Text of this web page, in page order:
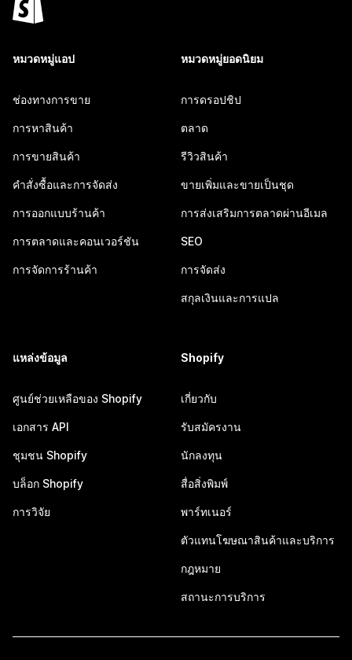
หมวดหมู่แอป
ช่องทางการขาย
การหาสินค้า
การขายสินค้า
คำสั่งซื้อและการจัดส่ง
การออกแบบร้านค้า
การตลาดและคอนเวอร์ชัน
การจัดการร้านค้า
หมวดหมู่ยอดนิยม
การดรอปชิป
ตลาด
รีวิวสินค้า
ขายเพิ่มและขายเป็นชุด
การส่งเสริมการตลาดผ่านอีเมล
SEO
การจัดส่ง
สกุลเงินและการแปล
แหล่งข้อมูล
ศูนย์ช่วยเหลือของ Shopify
เอกสาร API
ชุมชน Shopify
บล็อก Shopify
การวิจัย
Shopify
เกี่ยวกับ
รับสมัครงาน
นักลงทุน
สื่อสิ่งพิมพ์
พาร์ทเนอร์
ตัวแทนโฆษณาสินค้าและบริการ
กฎหมาย
สถานะการบริการ